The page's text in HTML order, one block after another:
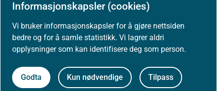
Informasjonskapsler (cookies)
Vi bruker informasjonskapsler for å gjøre nettsiden
bedre og for å samle statistikk. Vi lagrer aldri
opplysninger som kan identifisere deg som person.
Godta Kun nødvendige Tilpass
Presse
Om nettstedet